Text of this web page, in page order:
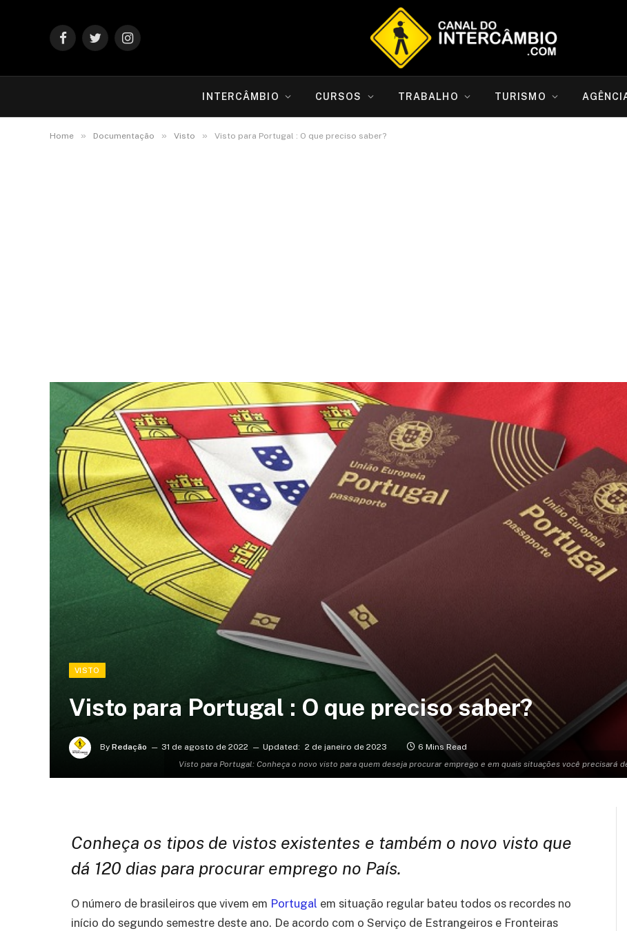
FacebookTwitterInstagram
INTERCÂMBIO CURSOS TRABALHO TURISMO
Home » Documentação » Visto » Visto para Portugal : O que preciso saber?
Visto para Portugal: Conheça o novo visto para quem deseja procurar emprego e em quais situações você
VISTO
Visto para Portugal : O que preciso saber?
By Redação 31 de agosto de 2022 Updated: 2 de janeiro de 2023 6 Mins Read
Conheça os tipos de vistos existentes e também o novo visto que
dá 120 dias para procurar emprego no País.
O número de brasileiros que vivem em Portugal em situação regular bateu todos os recordes no
início do segundo semestre deste ano. De acordo com o Serviço de Estrangeiros e Fronteiras